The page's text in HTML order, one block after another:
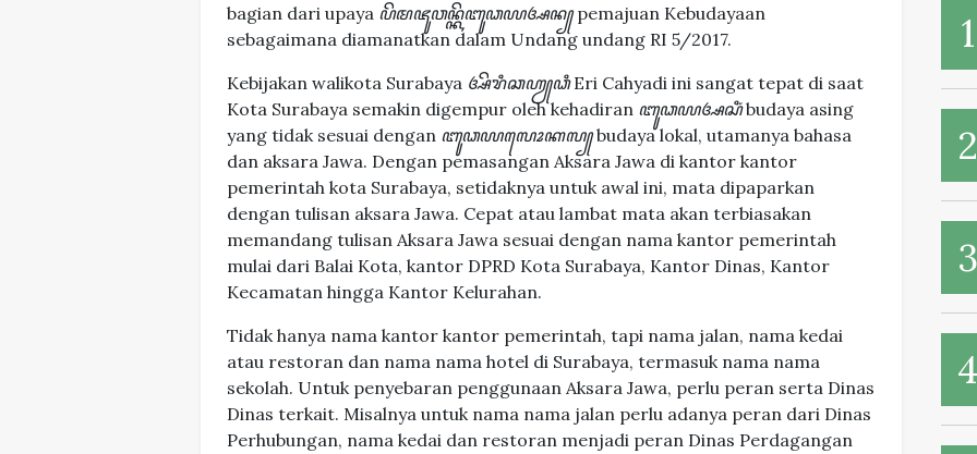
bagian dari upaya ꦥꦼꦩꦗꦸꦮꦤ꧀ꦏꦼꦧꦸꦣꦪꦄꦤ꧀pemajuan Kebudayaan
sebagaimana diamanatkan dalam Undang undang RI 5/2017.
Kebijakan walikota Surabaya ꦄꦼꦫꦶꦕꦲꦾꦣꦶEri Cahyadi ini sangat tepat di saat
Kota Surabaya semakin digempur oleh kehadiran ꦧꦸꦣꦪꦄꦱꦶꦁbudaya asing
yang tidak sesuai dengan ꦧꦸꦣꦪꦭꦺꦴꦏꦭ꧀budaya lokal, utamanya bahasa
dan aksara Jawa. Dengan pemasangan Aksara Jawa di kantor kantor
pemerintah kota Surabaya, setidaknya untuk awal ini, mata dipaparkan
dengan tulisan aksara Jawa. Cepat atau lambat mata akan terbiasakan
memandang tulisan Aksara Jawa sesuai dengan nama kantor pemerintah
mulai dari Balai Kota, kantor DPRD Kota Surabaya, Kantor Dinas, Kantor
Kecamatan hingga Kantor Kelurahan.
Tidak hanya nama kantor kantor pemerintah, tapi nama jalan, nama kedai
atau restoran dan nama nama hotel di Surabaya, termasuk nama nama
sekolah. Untuk penyebaran penggunaan Aksara Jawa, perlu peran serta Dinas
Dinas terkait. Misalnya untuk nama nama jalan perlu adanya peran dari Dinas
Perhubungan, nama kedai dan restoran menjadi peran Dinas Perdagangan